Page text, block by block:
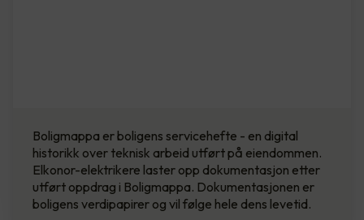
Boligmappa er boligens servicehefte - en digital
historikk over teknisk arbeid utført på eiendommen.
Elkonor-elektrikere laster opp dokumentasjon etter
utført oppdrag i Boligmappa. Dokumentasjonen er
boligens verdipapirer og vil følge hele dens levetid.